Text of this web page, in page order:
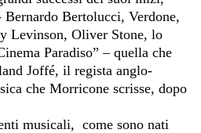
Bertolucci, Verdone,
Levinson, Oliver Stone, lo
Paradiso” – quella che
Joffé, il regista anglo-
che Morricone scrisse, dopo
musicali,
come sono nati